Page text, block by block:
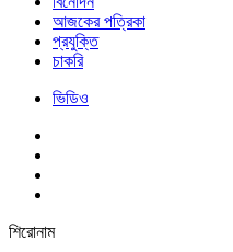
আজকের পত্রিকা
প্রযুক্তি
চাকরি
ভিডিও
শিরোনাম